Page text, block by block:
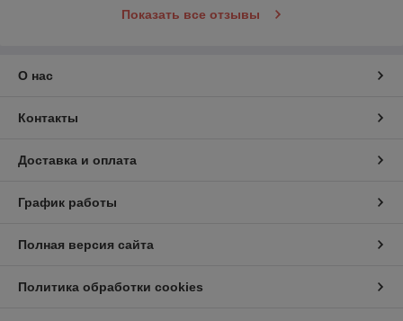
Показать все отзывы
О нас
Контакты
Доставка и оплата
График работы
Полная версия сайта
Политика обработки cookies